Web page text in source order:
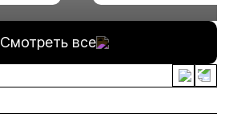
Смотреть все